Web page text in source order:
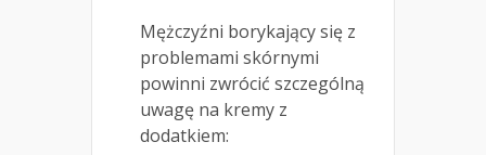
Mężczyźni borykający się z
problemami skórnymi
powinni zwrócić szczególną
uwagę na kremy z
dodatkiem: